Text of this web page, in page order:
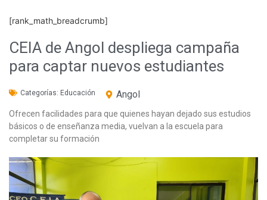
[rank_math_breadcrumb]
CEIA de Angol despliega campaña
para captar nuevos estudiantes
Categorías: Educación Angol
Ofrecen facilidades para que quienes hayan dejado sus estudios
básicos o de enseñanza media, vuelvan a la escuela para
completar su formación